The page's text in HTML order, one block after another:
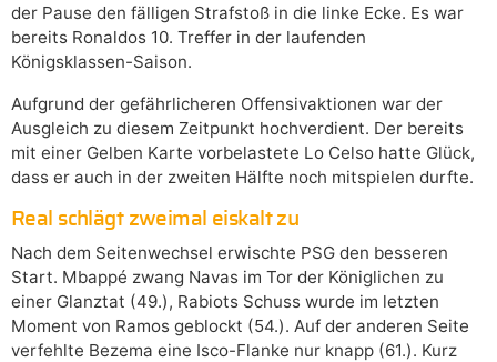
der Pause den fälligen Strafstoß in die linke Ecke. Es war
bereits Ronaldos 10. Treffer in der laufenden
Königsklassen-Saison.
Aufgrund der gefährlicheren Offensivaktionen war der
Ausgleich zu diesem Zeitpunkt hochverdient. Der bereits
mit einer Gelben Karte vorbelastete Lo Celso hatte Glück,
dass er auch in der zweiten Hälfte noch mitspielen durfte.
Real schlägt zweimal eiskalt zu
Nach dem Seitenwechsel erwischte PSG den besseren
Start. Mbappé zwang Navas im Tor der Königlichen zu
einer Glanztat (49.), Rabiots Schuss wurde im letzten
Moment von Ramos geblockt (54.). Auf der anderen Seite
verfehlte Bezema eine Isco-Flanke nur knapp (61.). Kurz